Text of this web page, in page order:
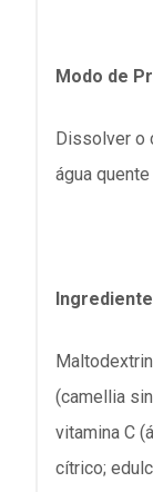
Modo de
Dissolver o
água
(camellia
vitamina C
cítrico;